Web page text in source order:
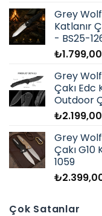
Grey Wolf
Katlanır
- BS25-
₺1.799,00
Grey
Çakı Edc
Outdoor
₺2.199,00
Grey Wolf
Çakı G10
1059
₺
Çok Satanlar